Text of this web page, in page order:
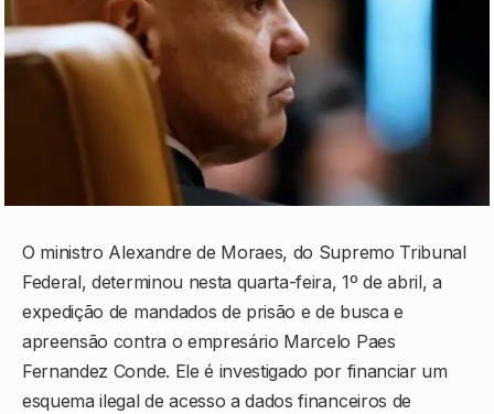
O ministro Alexandre de Moraes, do Supremo Tribunal
Federal, determinou nesta quarta-feira, 1º de abril, a
expedição de mandados de prisão e de busca e
apreensão contra o empresário Marcelo Paes
Fernandez Conde. Ele é investigado por financiar um
esquema ilegal de acesso a dados financeiros de